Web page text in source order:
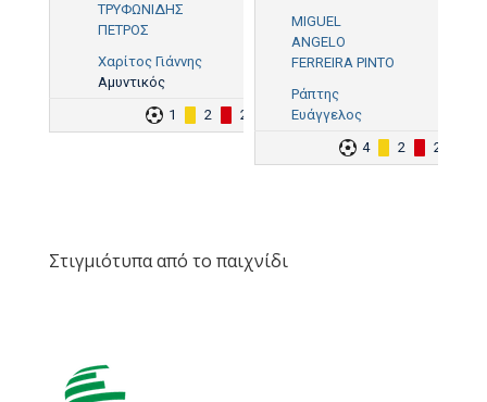
ΤΡΥΦΩΝΙΔΗΣ
ΠΕΤΡΟΣ
Χαρίτος Γιάννης
Αμυντικός
1
2 2
MIGUEL
ANGELO
FERREIRA PINTO
Ράπτης
Ευάγγελος
4
2 2
Στιγμιότυπα από το παιχνίδι